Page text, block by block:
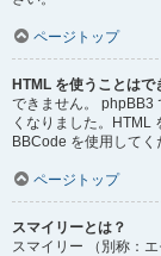
ページトップ
HTML を使うことはで
できません。 phpBB3
くなりました。HTML
BBCode を使用してく
ページトップ
スマイリーとは？
スマイリー （別称：